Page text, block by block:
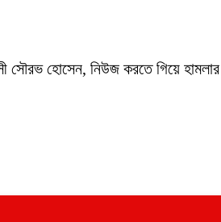
সৌরভ হোসেন, নিউজ করতে গিয়ে হামলার